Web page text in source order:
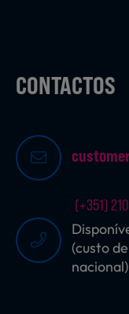
CONTACTOS
(+351)
(custo
nacional)